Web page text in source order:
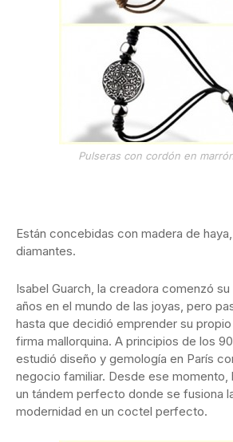
Pulseras con cordón en
Están concebidas con madera de
diamantes.
Isabel Guarch, la creadora comenzó
años en el mundo de las joyas, pero
hasta que decidió emprender su
firma mallorquina. A principios de los
estudió diseño y gemología en París
negocio familiar. Desde ese momento,
un tándem perfecto donde se fusiona
modernidad en un coctel perfecto.